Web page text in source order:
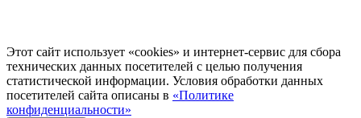
Этот сайт использует «cookies» и интернет-сервис для сбора
технических данных посетителей с целью получения
статистической информации. Условия обработки данных
посетителей сайта описаны в «Политике
конфиденциальности»